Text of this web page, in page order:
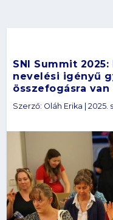
SNI Summit
nevelési igényű
összefogásra van
Szerző: Oláh Erika |2025.